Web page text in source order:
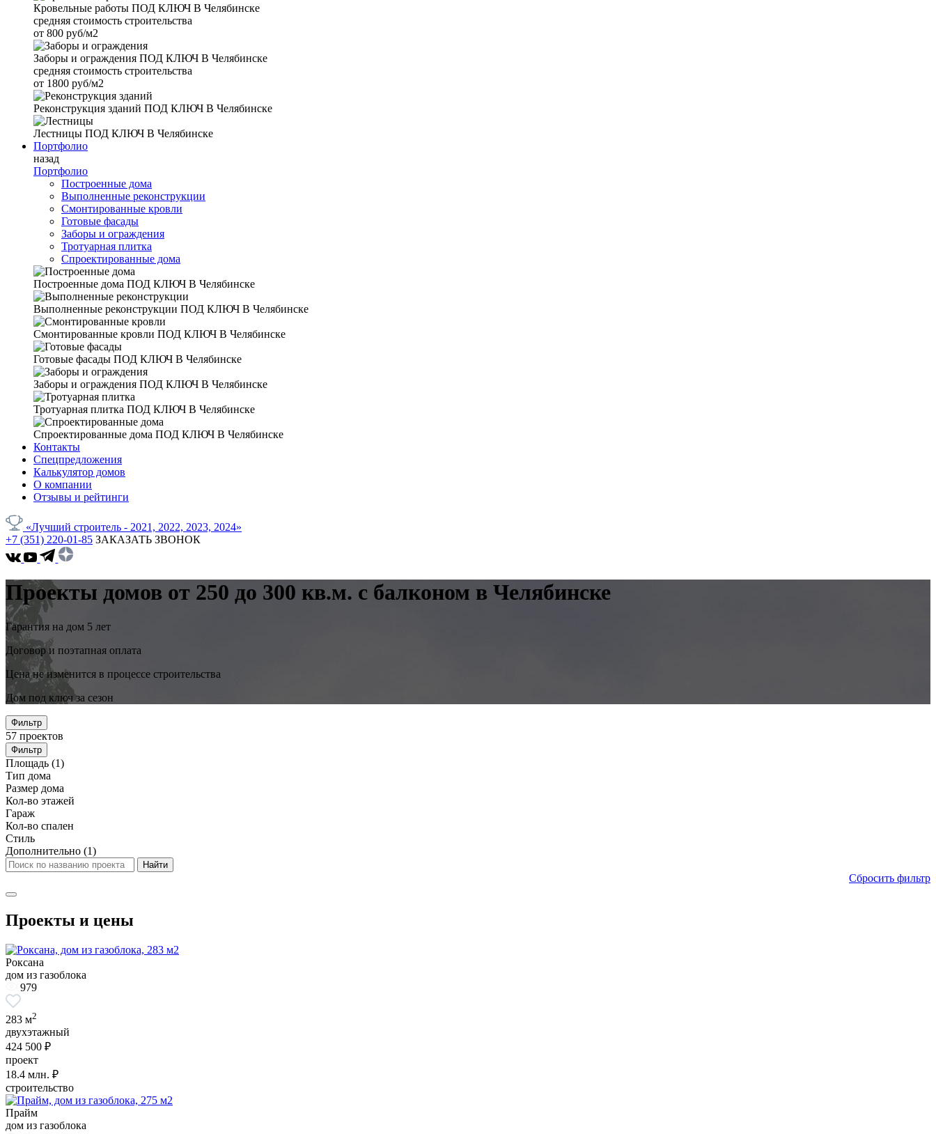
Кровельные работы ПОД КЛЮЧ В Челябинске
средняя стоимость строительства
от 800 руб/м2
Заборы и ограждения ПОД КЛЮЧ В Челябинске
средняя стоимость строительства
от 1800 руб/м2
Реконструкция зданий ПОД КЛЮЧ В Челябинске
Лестницы ПОД КЛЮЧ В Челябинске
Портфолио
назад
Портфолио
Построенные дома
Выполненные реконструкции
Смонтированные кровли
Готовые фасады
Заборы и ограждения
Тротуарная плитка
Спроектированные дома
Построенные дома ПОД КЛЮЧ В Челябинске
Выполненные реконструкции ПОД КЛЮЧ В Челябинске
Смонтированные кровли ПОД КЛЮЧ В Челябинске
Готовые фасады ПОД КЛЮЧ В Челябинске
Заборы и ограждения ПОД КЛЮЧ В Челябинске
Тротуарная плитка ПОД КЛЮЧ В Челябинске
Спроектированные дома ПОД КЛЮЧ В Челябинске
Контакты
Спецпредложения
Калькулятор домов
О компании
Отзывы и рейтинги
«Лучший строитель - 2021, 2022, 2023, 2024»
+7 (351) 220-01-85 ЗАКАЗАТЬ ЗВОНОК
Проекты домов от 250 до 300 кв.м. с балконом в Челябинске
Гарантия на дом 5 лет
Договор и поэтапная оплата
Цена не изменится в процессе строительства
Дом под ключ за сезон
Фильтр
57 проектов
Фильтр
Площадь (1)
Тип дома
Размер дома
Кол-во этажей
Гараж
Кол-во спален
Стиль
Дополнительно (1)
Сбросить фильтр
Проекты и цены
Роксана
дом из газоблока
979
283 м2
двухэтажный
424 500 ₽
проект
18.4 млн. ₽
строительство
Прайм
дом из газоблока